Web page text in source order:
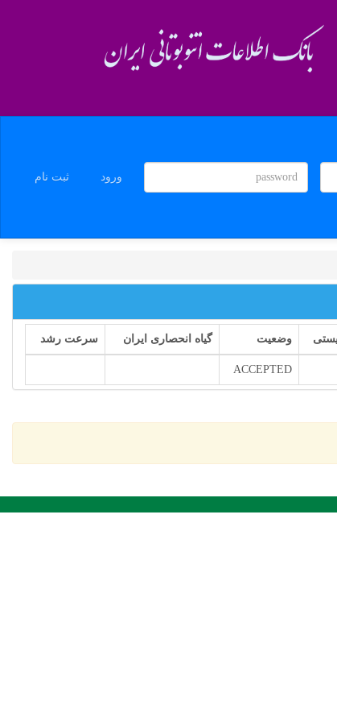
ورود ثبت نام
وضعیت گیاه انحصاری ایران سرعت رشد
ACCEPTED